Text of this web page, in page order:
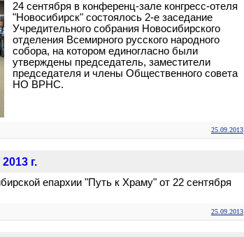
24 сентября в конференц-зале конгресс-отеля
"Новосибирск" состоялось 2-е заседание
Учредительного собрания Новосибирского
отделения Всемирного русского народного
собора, на котором единогласно были
утверждены председатель, заместители
председателя и члены Общественного совета
НО ВРНС.
25.09.2013
г.
епархии "Путь к Храму" от 22 сентября
25.09.2013